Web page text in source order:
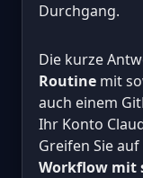
Durchgang.
Die kurze
Routine mit
auch einem
Ihr Konto
Greifen Sie
Workflow mit